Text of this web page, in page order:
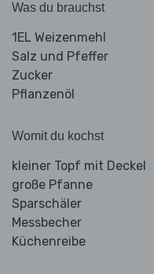
Was du brauchst
1EL Weizenmehl
Salz und Pfeffer
Zucker
Pflanzenöl
Womit du kochst
kleiner Topf mit Deckel
große Pfanne
Sparschäler
Messbecher
Küchenreibe